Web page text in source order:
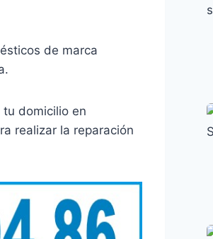
de marca
domicilio en
realizar la reparación